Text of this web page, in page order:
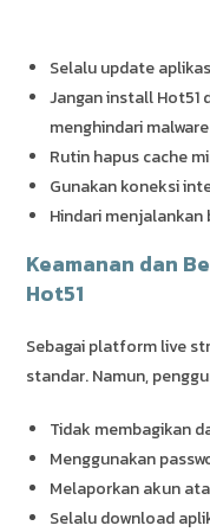
Selalu update
Jangan install Hot51
menghindari malware
Rutin hapus cache
Gunakan koneksi
Hindari
Keamanan dan
Hot51
Sebagai platform live
standar. Namun,
Tidak membagikan
Menggunakan
Melaporkan akun
Selalu download